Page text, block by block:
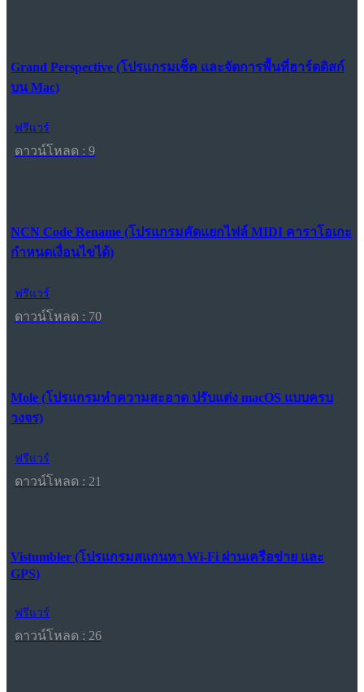
Grand Perspective (โปรแกรมเช็ค และจัดการพื้นที่ฮาร์ดดิสก์
บน Mac)
ฟรีแวร์
ดาวน์โหลด : 9
NCN Code Rename (โปรแกรมคัดแยกไฟล์ MIDI คาราโอเกะ
กำหนดเงื่อนไขได้)
ฟรีแวร์
ดาวน์โหลด : 70
Mole (โปรแกรมทำความสะอาด ปรับแต่ง macOS แบบครบ
วงจร)
ฟรีแวร์
ดาวน์โหลด : 21
Vistumbler (โปรแกรมสแกนหา Wi-Fi ผ่านเครือข่าย และ
GPS)
ฟรีแวร์
ดาวน์โหลด : 26